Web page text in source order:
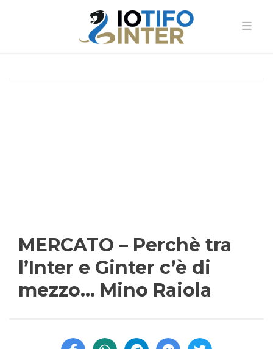
MERCATO – Perchè tra
l’Inter e Ginter c’è di
mezzo… Mino Raiola